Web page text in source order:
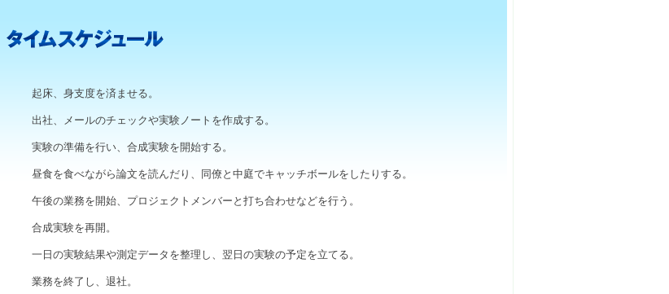
起床、身支度を済ませる。
出社、メールのチェックや実験ノートを作成する。
実験の準備を行い、合成実験を開始する。
昼食を食べながら論文を読んだり、同僚と中庭でキャッチボールをしたりする。
午後の業務を開始、プロジェクトメンバーと打ち合わせなどを行う。
合成実験を再開。
一日の実験結果や測定データを整理し、翌日の実験の予定を立てる。
業務を終了し、退社。